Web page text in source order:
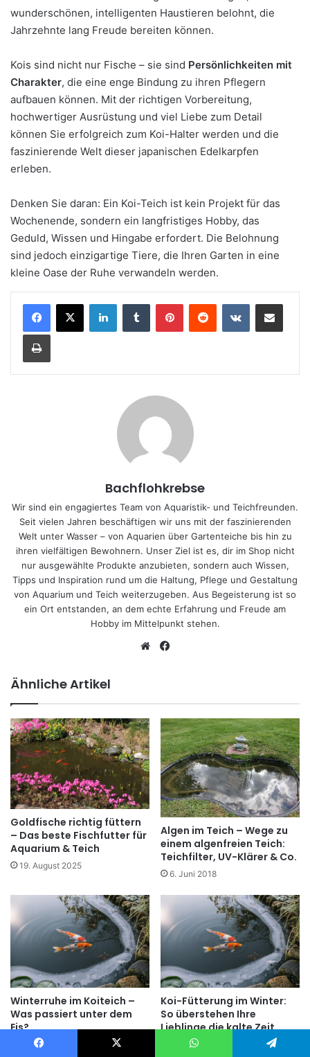
wunderschönen, intelligenten Haustieren belohnt, die
Jahrzehnte lang Freude bereiten können.
Kois sind nicht nur Fische – sie sind Persönlichkeiten mit
Charakter, die eine enge Bindung zu ihren Pflegern
aufbauen können. Mit der richtigen Vorbereitung,
hochwertiger Ausrüstung und viel Liebe zum Detail
können Sie erfolgreich zum Koi-Halter werden und die
faszinierende Welt dieser japanischen Edelkarpfen
erleben.
Denken Sie daran: Ein Koi-Teich ist kein Projekt für das
Wochenende, sondern ein langfristiges Hobby, das
Geduld, Wissen und Hingabe erfordert. Die Belohnung
sind jedoch einzigartige Tiere, die Ihren Garten in eine
kleine Oase der Ruhe verwandeln werden.
Bachflohkrebse
Wir sind ein engagiertes Team von Aquaristik- und Teichfreunden.
Seit vielen Jahren beschäftigen wir uns mit der faszinierenden
Welt unter Wasser – von Aquarien über Gartenteiche bis hin zu
ihren vielfältigen Bewohnern. Unser Ziel ist es, dir im Shop nicht
nur ausgewählte Produkte anzubieten, sondern auch Wissen,
Tipps und Inspiration rund um die Haltung, Pflege und Gestaltung
von Aquarium und Teich weiterzugeben. Aus Begeisterung ist so
ein Ort entstanden, an dem echte Erfahrung und Freude am
Hobby im Mittelpunkt stehen.
We
Ähnliche Artikel
Goldfische richtig füttern
– Das beste Fischfutter für
Aquarium & Teich
19. August 2025
Algen im Teich – Wege zu
einem algenfreien Teich:
Teichfilter, UV-Klärer & Co.
6. Juni 2018
Winterruhe im Koiteich –
Was passiert unter dem
Eis?
12. Januar 2026
Koi-Fütterung im Winter:
So überstehen Ihre
Lieblinge die kalte Zeit
5. Juli 2025